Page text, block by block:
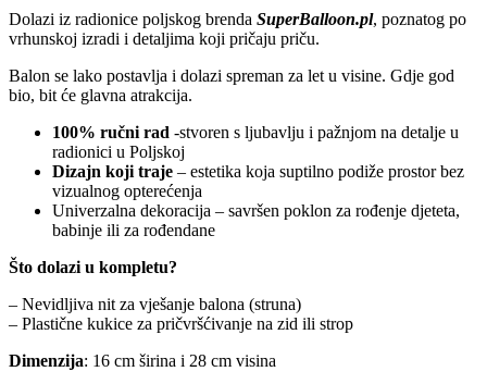
Dolazi iz radionice poljskog brenda SuperBalloon.pl, poznatog po
vrhunskoj izradi i detaljima koji pričaju priču.
Balon se lako postavlja i dolazi spreman za let u visine. Gdje god
bio, bit će glavna atrakcija.
100% ručni rad -stvoren s ljubavlju i pažnjom na detalje u
radionici u Poljskoj
Dizajn koji traje – estetika koja suptilno podiže prostor bez
vizualnog opterećenja
Univerzalna dekoracija – savršen poklon za rođenje djeteta,
babinje ili za rođendane
Što dolazi u kompletu?
– Nevidljiva nit za vješanje balona (struna)
– Plastične kukice za pričvršćivanje na zid ili strop
Dimenzija: 16 cm širina i 28 cm visina